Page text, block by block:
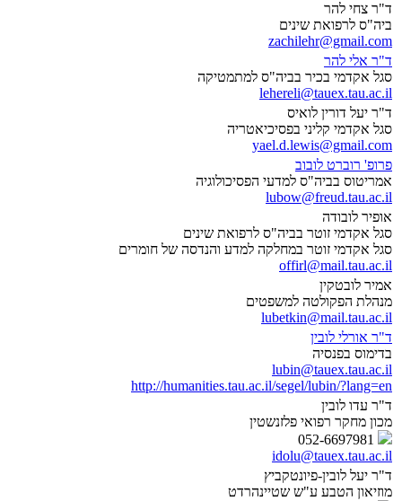
ד"ר צחי להר
ביה"ס לרפואת שינים
zachilehr@gmail.com
ד"ר אלי להר
סגל אקדמי בכיר בביה"ס למתמטיקה
lehereli@tauex.tau.ac.il
ד"ר יעל דורין לואיס
סגל אקדמי קליני בפסיכיאטריה
yael.d.lewis@gmail.com
פרופ' רוברט לובוב
אמריטוס בביה"ס למדעי הפסיכולוגיה
lubow@freud.tau.ac.il
אופיר לובודה
סגל אקדמי זוטר בביה"ס לרפואת שינים
סגל אקדמי זוטר במחלקה למדע והנדסה של חומרים
offirl@mail.tau.ac.il
אמיר לובטקין
מנהלת הפקולטה למשפטים
lubetkin@mail.tau.ac.il
ד"ר אורלי לובין
בדימוס בפנסיה
lubin@tauex.tau.ac.il
http://humanities.tau.ac.il/segel/lubin/?lang=en
ד"ר עדו לובין
מכון מחקר רפואי פלזנשטין
idolu@tauex.tau.ac.il
ד"ר יעל לובין-פיונטקביץ
מוזיאון הטבע ע"ש שטיינהרדט